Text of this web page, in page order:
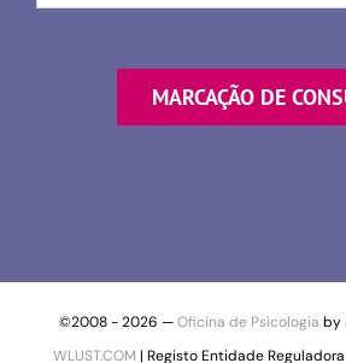
por
MARCAÇÃO DE
©2008 -2026 —Oficina de Psicologia by
WLUST.COM | Registo Entidade Reguladora